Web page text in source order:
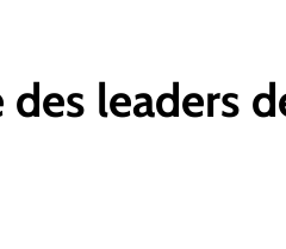
des leaders